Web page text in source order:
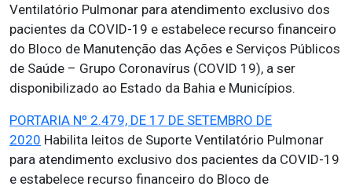
Ventilatório Pulmonar para atendimento exclusivo dos
pacientes da COVID-19 e estabelece recurso financeiro
do Bloco de Manutenção das Ações e Serviços Públicos
de Saúde – Grupo Coronavírus (COVID 19), a ser
disponibilizado ao Estado da Bahia e Municípios.
PORTARIA Nº 2.479, DE 17 DE SETEMBRO DE
2020 Habilita leitos de Suporte Ventilatório Pulmonar
para atendimento exclusivo dos pacientes da COVID-19
e estabelece recurso financeiro do Bloco de